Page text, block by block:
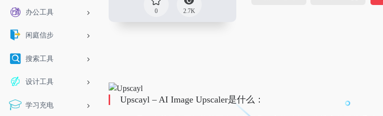
办公工具
闲庭信步
搜索工具
设计工具
学习充电
0 2.7K
Upscayl – AI Image Upscaler是什么：